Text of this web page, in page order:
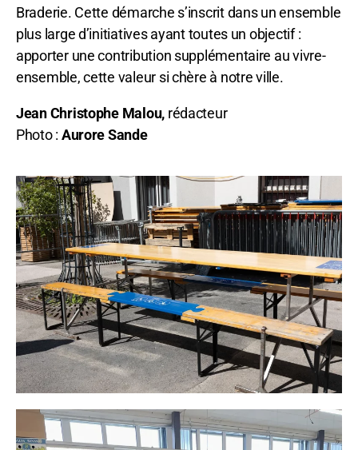
Braderie. Cette démarche s’inscrit dans un ensemble
plus large d’initiatives ayant toutes un objectif :
apporter une contribution supplémentaire au vivre-
ensemble, cette valeur si chère à notre ville.
Jean Christophe Malou, rédacteur
Photo : Aurore Sande